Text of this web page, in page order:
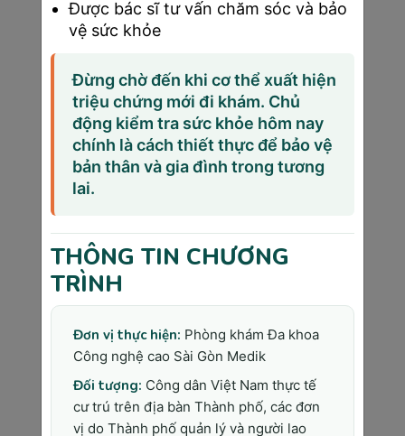
Lối Sống Và Thói Quen
Chế độ ăn uống không lành mạnh đóng vai
trò quan trọng trong việc phát triển ung thư.
Theo nghiên cứu của Viện Dinh dưỡng Quốc
gia (2024), việc tiêu thụ nhiều thịt đỏ và thực
phẩm chế biến sẵn làm tăng nguy cơ ung thư
đại trực tràng lên 18-25%.
Thiếu vận động và béo phì là những yếu tố
nguy cơ đang gia tăng nhanh chóng tại Việt
Nam. Chỉ số BMI trên 30 kg/m² làm tăng nguy
cơ ung thư vú sau mãn kinh lên 20-30%, ung
50-60%.
Stress kéo dài và thiếu ngủ ảnh hưởng đến hệ
thống miễn dịch, khiến cơ thể khó phát hiện
và tiêu diệt tế bào ung thư. Nghiên cứu tại
Được bác sĩ tư vấn chăm sóc và bảo
vệ sức khỏe
Đừng chờ đến khi cơ thể xuất hiện
triệu chứng mới đi khám. Chủ
động kiểm tra sức khỏe hôm nay
chính là cách thiết thực để bảo vệ
bản thân và gia đình trong tương
lai.
THÔNG TIN CHƯƠNG
TRÌNH
Đơn vị thực hiện: Phòng khám Đa khoa
Công nghệ cao Sài Gòn Medik
Đối tượng: Công dân Việt Nam thực tế
cư trú trên địa bàn Thành phố, các đơn
vị do Thành phố quản lý và người lao